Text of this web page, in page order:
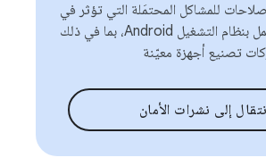
للمشاكل المحتمَلة التي تؤثر في
الأجهزة التي تعمل بنظام التشغيل Android، بما في ذلك
تصنيع أجهزة معيّنة
إلى نشرات الأمان